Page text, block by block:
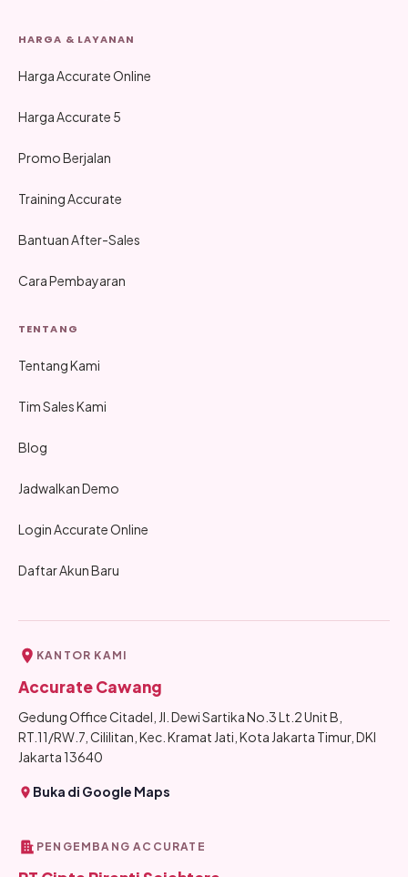
HARGA & LAYANAN
Harga Accurate Online
Harga Accurate 5
Promo Berjalan
Training Accurate
Bantuan After-Sales
Cara Pembayaran
TENTANG
Tentang Kami
Tim Sales Kami
Blog
Jadwalkan Demo
Login Accurate Online
Daftar Akun Baru
KANTOR KAMI
Accurate Cawang
Gedung Office Citadel, Jl. Dewi Sartika No.3 Lt.2 Unit B,
RT.11/RW.7, Cililitan, Kec. Kramat Jati, Kota Jakarta Timur, DKI
Jakarta 13640
Buka di Google Maps
PENGEMBANG ACCURATE